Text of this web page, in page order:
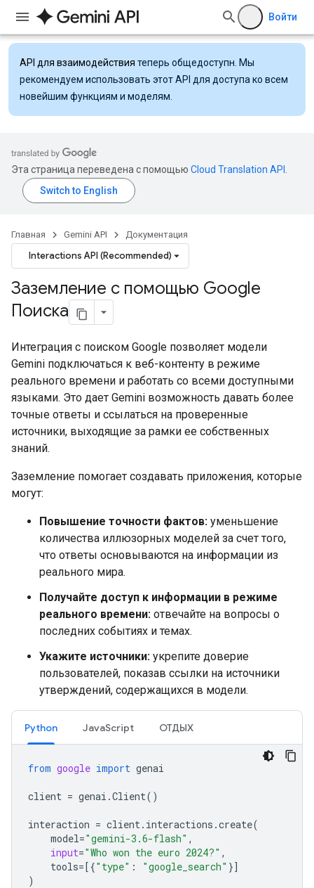
Войти
API для взаимодействия теперь общедоступн. Мы
рекомендуем использовать этот API для доступа ко всем
новейшим функциям и моделям.
Эта страница переведена с помощью Cloud Translation API
Главная Gemini API Документация
Interactions API (Recommended)
Заземление с помощью Google
Поиска
Интеграция с поиском Google позволяет модели
Gemini подключаться к веб-контенту в режиме
реального времени и работать со всеми доступными
языками. Это дает Gemini возможность давать более
точные ответы и ссылаться на проверенные
источники, выходящие за рамки ее собственных
знаний.
Заземление помогает создавать приложения, которые
могут:
Повышение точности фактов: уменьшение
количества иллюзорных моделей за счет того,
что ответы основываются на информации из
реального мира.
Получайте доступ к информации в режиме
реального времени: отвечайте на вопросы о
последних событиях и темах.
Укажите источники: укрепите доверие
пользователей, показав ссылки на источники
утверждений, содержащихся в модели.
Python JavaScript ОТДЫХ
from google import genai
client = genai .Client()
interaction = client. interactions .create(
model="gemini-3.6-flash" ,
input="Who won the euro 2024?" ,
tools=[{"type" : "google_search" }]
)